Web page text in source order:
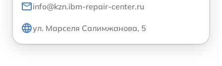
info@kzn.ibm-repair-center.ru
ул. Марселя Салимжанова, 5